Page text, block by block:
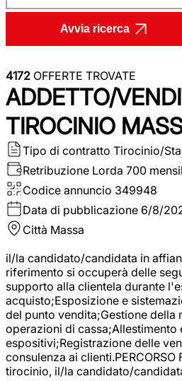
Avvia ricerca
4172 OFFERTE TROVATE
ADDETTO/
TIROCINIO
Tipo di contratto Tirocinio/
Retribuzione Lorda 700
Codice annuncio 349948
Data di pubblicazione 6/8/
Città Massa
il/la candidato/candidata in
riferimento si occuperà delle
supporto alla clientela durante
acquisto;Esposizione e
del punto vendita;Gestione della
operazioni di cassa;Allestimento
espositivi;Registrazione delle
consulenza ai clienti.PERCORSO
tirocinio, il/la candidato/